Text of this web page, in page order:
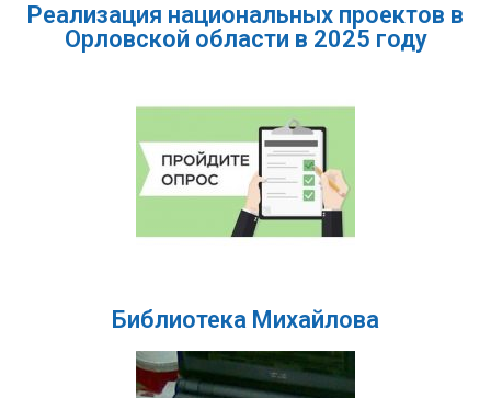
Реализация национальных проектов в
Орловской области в 2025 году
Библиотека Михайлова